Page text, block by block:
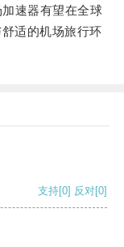
速器有望在全球
适的机场旅行环
支持[0] 反对[0]